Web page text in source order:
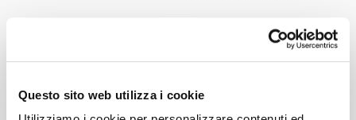
Questo sito web utilizza i cookie